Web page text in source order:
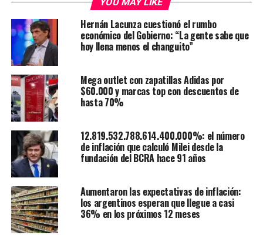
Hernán Lacunza cuestionó el rumbo
económico del Gobierno: “La gente sabe que
hoy llena menos el changuito”
Mega outlet con zapatillas Adidas por
$60.000 y marcas top con descuentos de
hasta 70%
12.819.532.788.614.400.000%: el número
de inflación que calculó Milei desde la
fundación del BCRA hace 91 años
Aumentaron las expectativas de inflación:
los argentinos esperan que llegue a casi
36% en los próximos 12 meses